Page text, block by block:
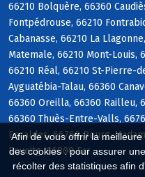
Afin de vous offrir la
des cookies : pour assurer
récolter des statistiques afin
66210 Bolquère, 66360
Fontpédrouse, 66210
Cabanasse, 66210 La
Matemale, 66210 Mont-Louis,
66210 Réal, 66210 St-Pierre-
Ayguatébia-Talau, 66360
66360 Oreilla, 66360 Railleu,
66360 Thuès-Entre-Valls,
Escaldes, 66760 Bourg-
Enveitg, 66800 Err